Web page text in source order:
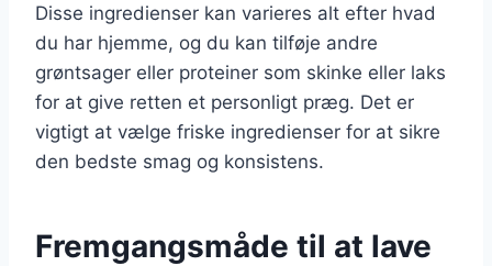
Disse ingredienser kan varieres alt efter hvad
du har hjemme, og du kan tilføje andre
grøntsager eller proteiner som skinke eller laks
for at give retten et personligt præg. Det er
vigtigt at vælge friske ingredienser for at sikre
den bedste smag og konsistens.
Fremgangsmåde til at lave